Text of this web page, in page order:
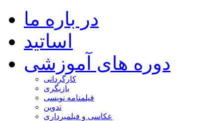
در باره ما
اساتید
دوره های آموزشی
کارگردانی
بازیگری
فیلمنامه نویسی
تدوین
عکاسی و فیلمبرداری